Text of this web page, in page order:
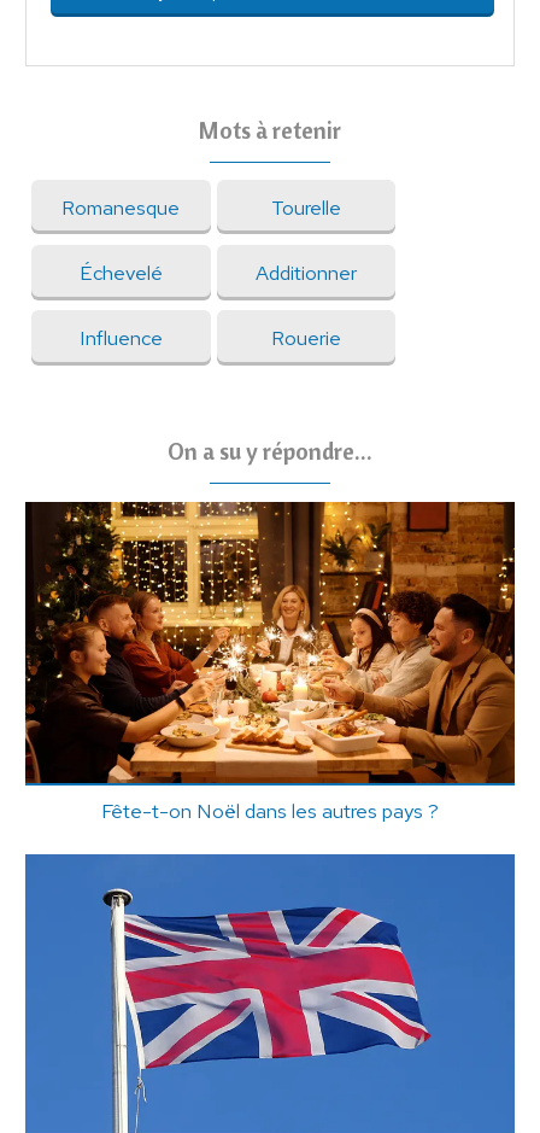
Mots à retenir
Romanesque Tourelle
Échevelé Additionner
Influence Rouerie
On a su y répondre...
Fête-t-on Noël dans les autres pays ?